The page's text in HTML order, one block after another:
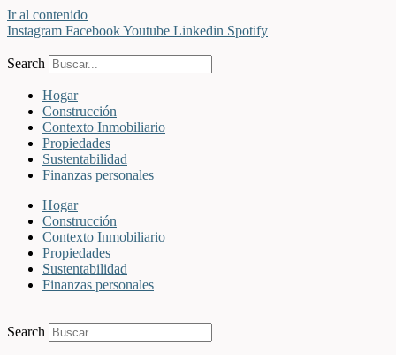
Ir al contenido
Instagram FacebookYoutube Linkedin Spotify
Search
Hogar
Construcción
Contexto Inmobiliario
Propiedades
Sustentabilidad
Finanzas personales
Hogar
Construcción
Contexto Inmobiliario
Propiedades
Sustentabilidad
Finanzas personales
Search